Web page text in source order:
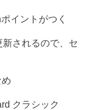
イントがつく
されるので、セ
クラシック